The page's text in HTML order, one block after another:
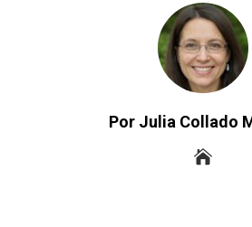
Por Julia Collado